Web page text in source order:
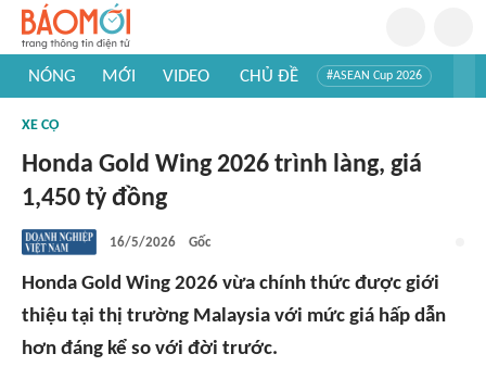
NÓNG MỚI VIDEO CHỦ ĐỀ #ASEAN Cup 2026
#Khám phá thế giới
XE CỘ
Honda Gold Wing 2026 trình làng, giá
1,450 tỷ đồng
16/5/2026 Gốc
Honda Gold Wing 2026 vừa chính thức được giới
thiệu tại thị trường Malaysia với mức giá hấp dẫn
hơn đáng kể so với đời trước.